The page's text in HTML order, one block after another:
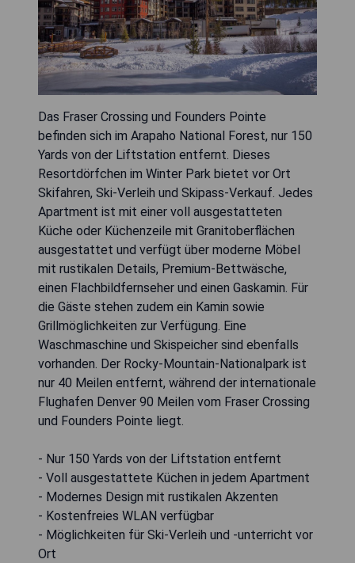
Das Fraser Crossing und Founders Pointe
befinden sich im Arapaho National Forest, nur 150
Yards von der Liftstation entfernt. Dieses
Resortdörfchen im Winter Park bietet vor Ort
Skifahren, Ski-Verleih und Skipass-Verkauf. Jedes
Apartment ist mit einer voll ausgestatteten
Küche oder Küchenzeile mit Granitoberflächen
ausgestattet und verfügt über moderne Möbel
mit rustikalen Details, Premium-Bettwäsche,
einen Flachbildfernseher und einen Gaskamin. Für
die Gäste stehen zudem ein Kamin sowie
Grillmöglichkeiten zur Verfügung. Eine
Waschmaschine und Skispeicher sind ebenfalls
vorhanden. Der Rocky-Mountain-Nationalpark ist
nur 40 Meilen entfernt, während der internationale
Flughafen Denver 90 Meilen vom Fraser Crossing
und Founders Pointe liegt.
- Nur 150 Yards von der Liftstation entfernt
- Voll ausgestattete Küchen in jedem Apartment
- Modernes Design mit rustikalen Akzenten
- Kostenfreies WLAN verfügbar
- Möglichkeiten für Ski-Verleih und -unterricht vor
Ort